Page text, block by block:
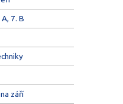
7. B
září